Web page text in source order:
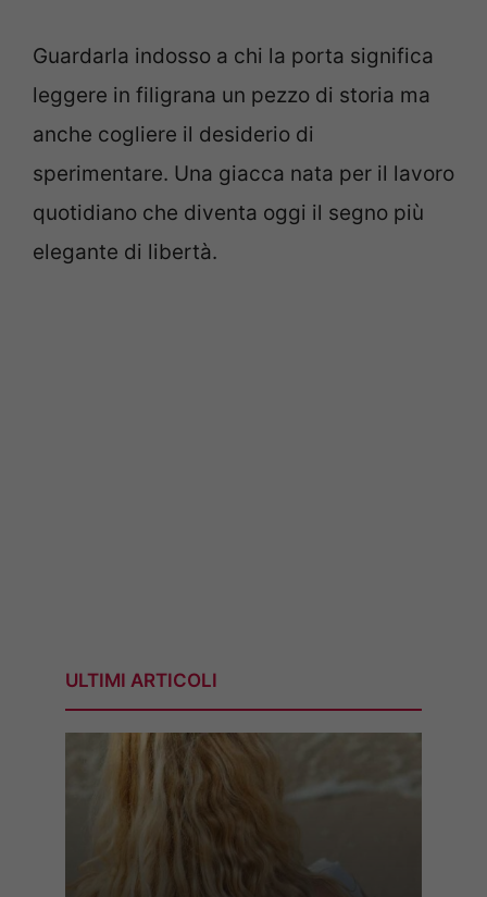
Guardarla indosso a chi la porta significa
leggere in filigrana un pezzo di storia ma
anche cogliere il desiderio di
sperimentare. Una giacca nata per il lavoro
quotidiano che diventa oggi il segno più
elegante di libertà.
ULTIMI ARTICOLI